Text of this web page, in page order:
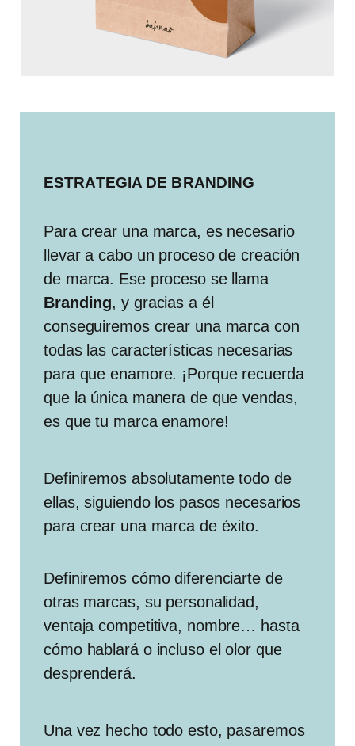
ESTRATEGIA DE BRANDING
Para crear una marca, es necesario
llevar a cabo un proceso de creación
de marca. Ese proceso se llama
Branding, y gracias a él
conseguiremos crear una marca con
todas las características necesarias
para que enamore. ¡Porque recuerda
que la única manera de que vendas,
es que tu marca enamore!
Definiremos absolutamente todo de
ellas, siguiendo los pasos necesarios
para crear una marca de éxito.
Definiremos cómo diferenciarte de
otras marcas, su personalidad,
ventaja competitiva, nombre… hasta
cómo hablará o incluso el olor que
desprenderá.
Una vez hecho todo esto, pasaremos